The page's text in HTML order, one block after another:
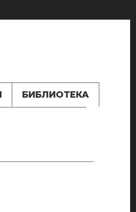
БИБЛИОТЕКА